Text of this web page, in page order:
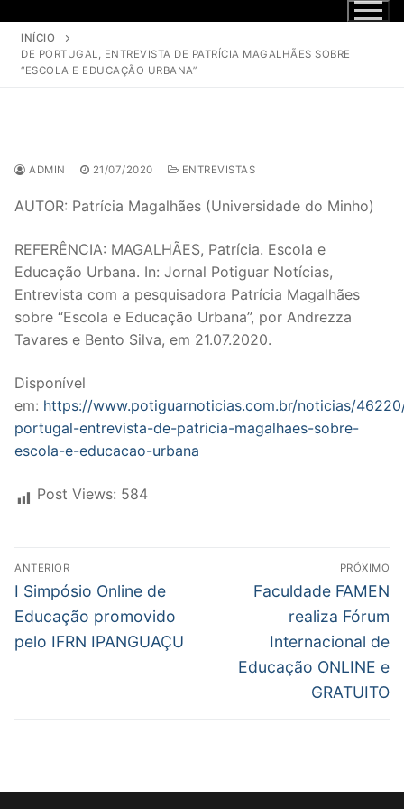
INÍCIO
DE PORTUGAL, ENTREVISTA DE PATRÍCIA MAGALHÃES SOBRE
“ESCOLA E EDUCAÇÃO URBANA”
ADMIN 21/07/2020 ENTREVISTAS
AUTOR: Patrícia Magalhães (Universidade do Minho)
REFERÊNCIA: MAGALHÃES, Patrícia. Escola e
Educação Urbana. In: Jornal Potiguar Notícias,
Entrevista com a pesquisadora Patrícia Magalhães
sobre “Escola e Educação Urbana”, por Andrezza
Tavares e Bento Silva, em 21.07.2020.
Disponível
em: https://www.potiguarnoticias.com.br/noticias/
portugal-entrevista-de-patricia-magalhaes-sobre-
escola-e-educacao-urbana
Post Views: 584
ANTERIOR
I Simpósio Online de
Educação promovido
pelo IFRN IPANGUAÇU
PRÓXIMO
Faculdade FAMEN
realiza Fórum
Internacional de
Educação ONLINE e
GRATUITO